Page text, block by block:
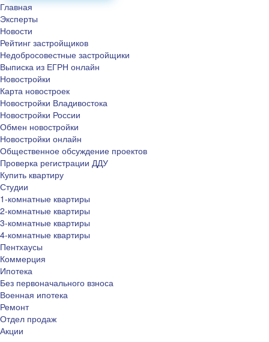
Главная
Эксперты
Новости
Рейтинг застройщиков
Недобросовестные застройщики
Выписка из ЕГРН онлайн
Новостройки
Карта новостроек
Новостройки Владивостока
Новостройки России
Обмен новостройки
Новостройки онлайн
Общественное обсуждение проектов
Проверка регистрации ДДУ
Купить квартиру
Студии
1-комнатные квартиры
2-комнатные квартиры
3-комнатные квартиры
4-комнатные квартиры
Пентхаусы
Коммерция
Ипотека
Без первоначального взноса
Военная ипотека
Ремонт
Отдел продаж
Акции